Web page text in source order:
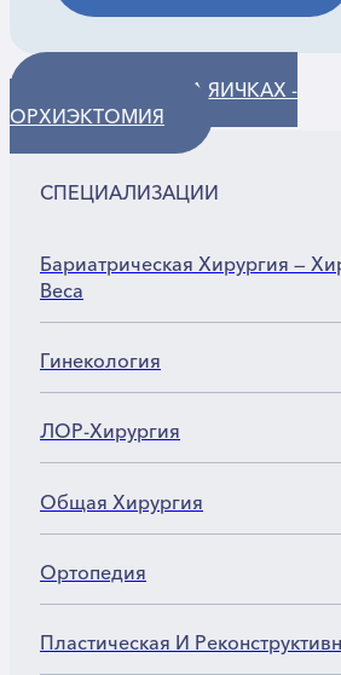
ОПЕРАЦИИ НА ЯИЧКАХ -
ОРХИЭКТОМИЯ
СПЕЦИАЛИЗАЦИИ
Бариатрическая Хирургия —
Веса
Гинекология
ЛОР-Хирургия
Общая Хирургия
Ортопедия
Пластическая И